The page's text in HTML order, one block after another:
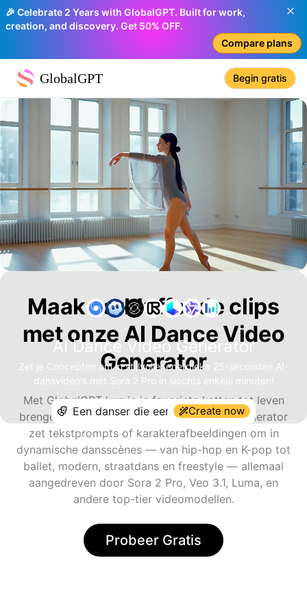
🎉 Celebrate 2 Years with GlobalGPT. Built for work,
creation, and discovery. Get 50% OFF.
Compare plans
GlobalGPT Begin gratis
AI Dance Video Generator
Zet je Concepten om in stijlvolle, energieke 25-seconden AI-
dansvideo's met Sora 2 Pro in slechts enkele minuten!
Create now
Maak verbluffende clips
met onze AI Dance Video
Generator
Met GlobalGPT kun je je favoriete katten tot leven
brengen in beweging. De AI Dance Video Generator
zet tekstprompts of karakterafbeeldingen om in
dynamische dansscènes — van hip-hop en K-pop tot
ballet, modern, straatdans en freestyle — allemaal
aangedreven door Sora 2 Pro, Veo 3.1, Luma, en
andere top-tier videomodellen.
Probeer Gratis